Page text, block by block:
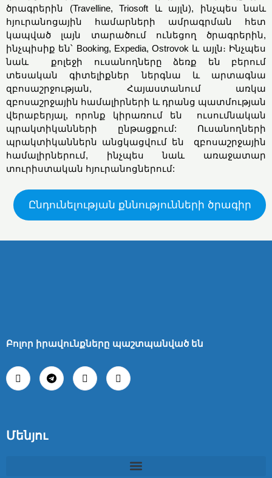
ծրագրերին (Travelline, Triosoft և այլն), ինչպես նաև
հյուրանոցային համարների ամրագրման հետ
կապված լայն տարածում ունեցող ծրագրերին,
ինչպիսիք են՝ Booking, Expedia, Ostrovok և այլն։ Ինչպես
նաև քոլեջի ուսանողները ձեռք են բերում
տեսական գիտելիքներ ներգնա և արտագնա
զբոսաշրջության, Հայաստանում առկա
զբոսաշրջային համալիրների և դրանց պատմության
վերաբերյալ, որոնք կիրառում են ուսումնական
պրակտիկանների ընթացքում: Ուսանողների
պրակտիկաններն անցկացվում են զբոսաշրջային
համալիրներում, ինչպես նաև առաջատար
տուրիստական հյուրանոցներում:
Ընդունելության քննությունների ծրագիր
Բոլոր իրավունքները պաշտպանված են
Մենյու